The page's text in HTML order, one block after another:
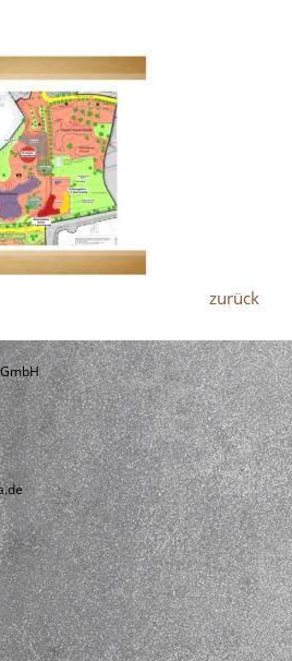
zurück